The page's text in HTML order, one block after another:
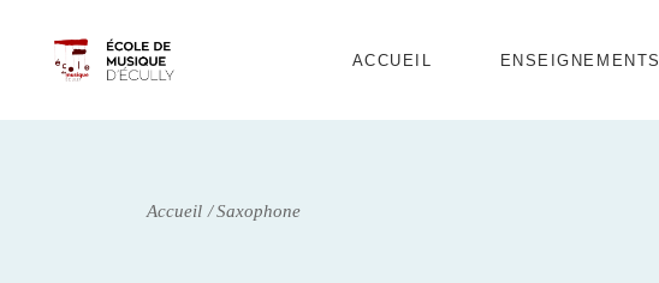
ACCUEIL ENSEIGNEMENTS
Accueil Saxophone